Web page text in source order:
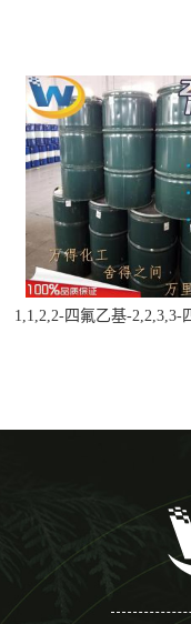
1,1,2,2-四氟乙基-2,2,3,3-